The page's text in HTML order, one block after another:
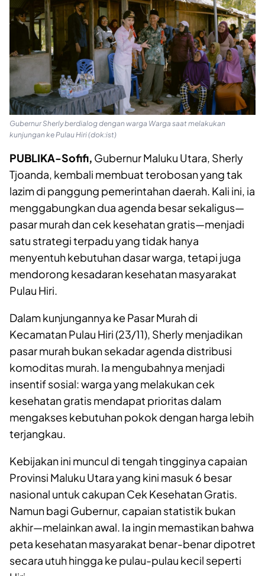
Gubernur Sherly berdialog dengan warga Warga saat melakukan
kunjungan ke Pulau Hiri (dok:ist)
PUBLIKA-Sofifi, Gubernur Maluku Utara, Sherly
Tjoanda, kembali membuat terobosan yang tak
lazim di panggung pemerintahan daerah. Kali ini, ia
menggabungkan dua agenda besar sekaligus—
pasar murah dan cek kesehatan gratis—menjadi
satu strategi terpadu yang tidak hanya
menyentuh kebutuhan dasar warga, tetapi juga
mendorong kesadaran kesehatan masyarakat
Pulau Hiri.
Dalam kunjungannya ke Pasar Murah di
Kecamatan Pulau Hiri (23/11), Sherly menjadikan
pasar murah bukan sekadar agenda distribusi
komoditas murah. Ia mengubahnya menjadi
insentif sosial: warga yang melakukan cek
kesehatan gratis mendapat prioritas dalam
mengakses kebutuhan pokok dengan harga lebih
terjangkau.
Kebijakan ini muncul di tengah tingginya capaian
Provinsi Maluku Utara yang kini masuk 6 besar
nasional untuk cakupan Cek Kesehatan Gratis.
Namun bagi Gubernur, capaian statistik bukan
akhir—melainkan awal. Ia ingin memastikan bahwa
peta kesehatan masyarakat benar-benar dipotret
secara utuh hingga ke pulau-pulau kecil seperti